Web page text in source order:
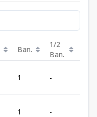
Ban.
1/2
Ban.
1 -
1 -